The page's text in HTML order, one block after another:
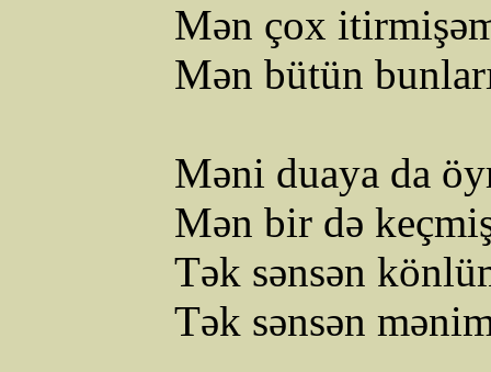
Mən çox
Mən bütün
Məni duaya da
Mən bir də
Tək sənsən
Tək sənsən